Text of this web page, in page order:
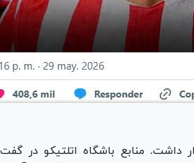
منابع باشگاه اتلتیکو در